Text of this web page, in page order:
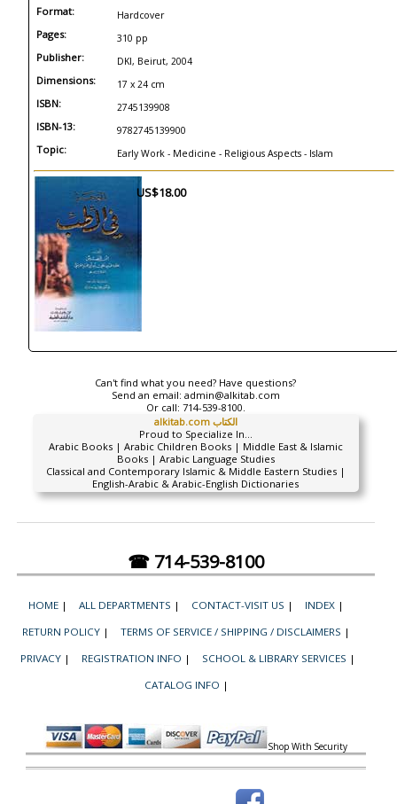
Format: Hardcover
Pages: 310 pp
Publisher: DKI, Beirut, 2004
Dimensions: 17 x 24 cm
ISBN: 2745139908
ISBN-13: 9782745139900
Topic: Early Work - Medicine - Religious Aspects - Islam
US$18.00
Can't find what you need? Have questions?
Send an email: admin@alkitab.com
Or call: 714-539-8100.
alkitab.com الكتاب
Proud to Specialize In...
Arabic Books | Arabic Children Books | Middle East & Islamic
Books | Arabic Language Studies
Classical and Contemporary Islamic & Middle Eastern Studies |
English-Arabic & Arabic-English Dictionaries
☎ 714-539-8100
HOME | ALL DEPARTMENTS | CONTACT-VISIT US | INDEX |
RETURN POLICY | TERMS OF SERVICE / SHIPPING / DISCLAIMERS |
PRIVACY | REGISTRATION INFO | SCHOOL & LIBRARY SERVICES |
CATALOG INFO |
Shop With Security